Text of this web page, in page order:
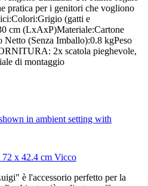
pratica per i genitori che vogliono
(gatti e
cm (LxAxP)Materiale:Cartone
(Senza Imballo):0.8 kgPeso
2x scatola pieghevole,
di montaggio
x 42.4 cm Vicco
è l'accessorio perfetto per la